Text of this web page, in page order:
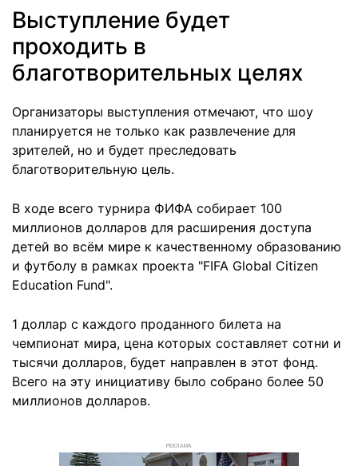
Выступление будет
проходить в
благотворительных целях
Организаторы выступления отмечают, что шоу
планируется не только как развлечение для
зрителей, но и будет преследовать
благотворительную цель.
В ходе всего турнира ФИФА собирает 100
миллионов долларов для расширения доступа
детей во всём мире к качественному образованию
и футболу в рамках проекта "FIFA Global Citizen
Education Fund".
1 доллар с каждого проданного билета на
чемпионат мира, цена которых составляет сотни и
тысячи долларов, будет направлен в этот фонд.
Всего на эту инициативу было собрано более 50
миллионов долларов.
РЕКЛАМА